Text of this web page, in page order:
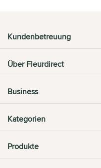
Kundenbetreuung
Über Fleurdirect
Business
Kategorien
Produkte